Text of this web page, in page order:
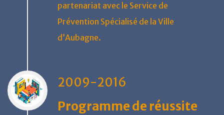
partenariat avec le Service de
Prévention Spécialisé de la Ville
d’Aubagne.
2009-2016
Programme de réussite